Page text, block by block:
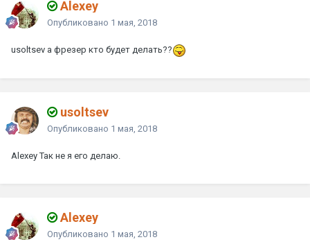
Alexey
Опубликовано 1 мая, 2018
usoltsev а фрезер кто будет делать??
usoltsev
Опубликовано 1 мая, 2018
AlexeyТак не я его делаю.
Alexey
Опубликовано 1 мая, 2018